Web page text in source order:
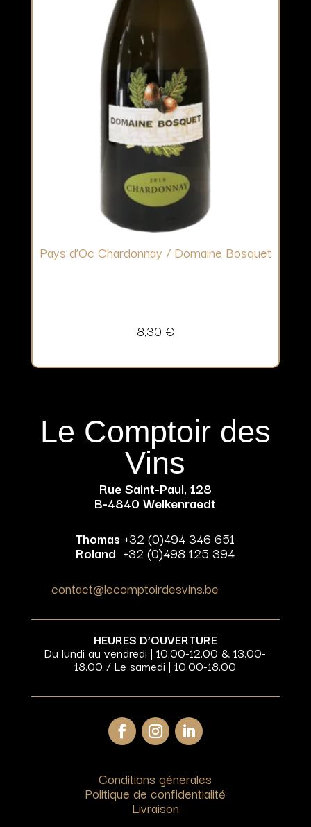
Pays d’Oc Chardonnay / Domaine Bosquet
8,30 €
Le Comptoir des
Vins
Rue Saint-Paul, 128
B-4840 Welkenraedt
Thomas +32 (0)494 346 651
Roland +32 (0)498 125 394
contact@lecomptoirdesvins.be
HEURES D’OUVERTURE
Du lundi au vendredi | 10.00-12.00 & 13.00-
18.00 / Le samedi | 10.00-18.00
Conditions générales
Politique de confidentialité
Livraison